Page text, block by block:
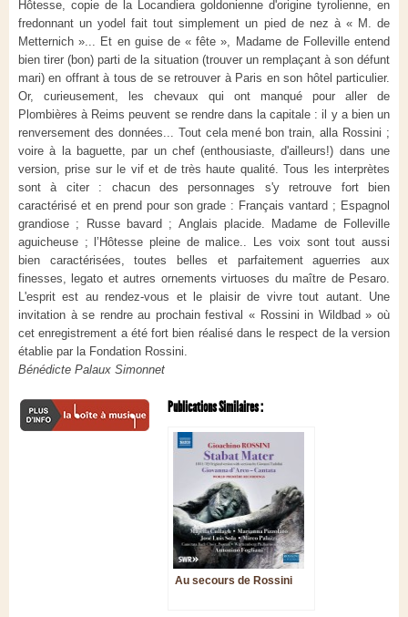
Hôtesse, copie de la Locandiera goldonienne d'origine tyrolienne, en
fredonnant un yodel fait tout simplement un pied de nez à « M. de
Metternich »... Et en guise de « fête », Madame de Folleville entend
bien tirer (bon) parti de la situation (trouver un remplaçant à son défunt
mari) en offrant à tous de se retrouver à Paris en son hôtel particulier.
Or, curieusement, les chevaux qui ont manqué pour aller de
Plombières à Reims peuvent se rendre dans la capitale : il y a bien un
renversement des données... Tout cela mené bon train, alla Rossini ;
voire à la baguette, par un chef (enthousiaste, d'ailleurs!) dans une
version, prise sur le vif et de très haute qualité. Tous les interprètes
sont à citer : chacun des personnages s'y retrouve fort bien
caractérisé et en prend pour son grade : Français vantard ; Espagnol
grandiose ; Russe bavard ; Anglais placide. Madame de Folleville
aguicheuse ; l’Hôtesse pleine de malice.. Les voix sont tout aussi
bien caractérisées, toutes belles et parfaitement aguerries aux
finesses, legato et autres ornements virtuoses du maître de Pesaro.
L'esprit est au rendez-vous et le plaisir de vivre tout autant. Une
invitation à se rendre au prochain festival « Rossini in Wildbad » où
cet enregistrement a été fort bien réalisé dans le respect de la version
établie par la Fondation Rossini.
Bénédicte Palaux Simonnet
Publications Similaires :
Au secours de Rossini